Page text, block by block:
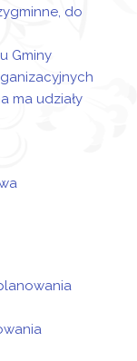
- Wieczorek
do
Gminy
ma udziały